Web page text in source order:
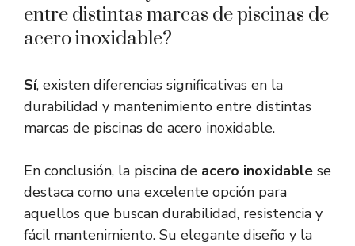
entre distintas marcas de piscinas de
acero inoxidable?
Sí, existen diferencias significativas en la
durabilidad y mantenimiento entre distintas
marcas de piscinas de acero inoxidable.
En conclusión, la piscina de acero inoxidable se
destaca como una excelente opción para
aquellos que buscan durabilidad, resistencia y
fácil mantenimiento. Su elegante diseño y la